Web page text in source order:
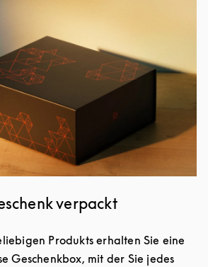
verpackt
Produkts erhalten Sie eine
Geschenkbox, mit der Sie jedes